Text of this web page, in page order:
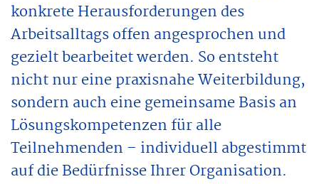
konkrete Herausforderungen des
Arbeitsalltags offen angesprochen und
gezielt bearbeitet werden. So entsteht
nicht nur eine praxisnahe Weiterbildung,
sondern auch eine gemeinsame Basis an
Lösungskompetenzen für alle
Teilnehmenden – individuell abgestimmt
auf die Bedürfnisse Ihrer Organisation.